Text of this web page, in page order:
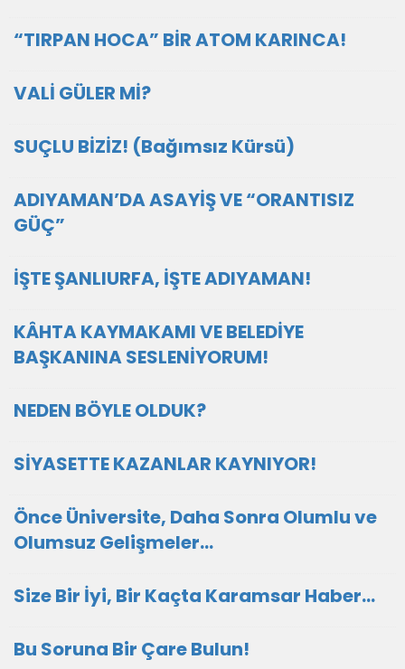
“TIRPAN HOCA” BİR ATOM KARINCA!
VALİ GÜLER Mİ?
SUÇLU BİZİZ! (Bağımsız Kürsü)
ADIYAMAN’DA ASAYİŞ VE “ORANTISIZ
GÜÇ”
İŞTE ŞANLIURFA, İŞTE ADIYAMAN!
KÂHTA KAYMAKAMI VE BELEDİYE
BAŞKANINA SESLENİYORUM!
NEDEN BÖYLE OLDUK?
SİYASETTE KAZANLAR KAYNIYOR!
Önce Üniversite, Daha Sonra Olumlu ve
Olumsuz Gelişmeler…
Size Bir İyi, Bir Kaçta Karamsar Haber…
Bu Soruna Bir Çare Bulun!